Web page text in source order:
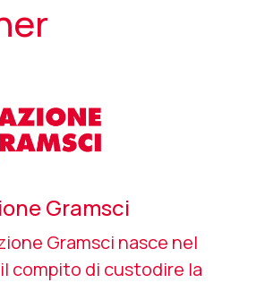
Gramsci
Gramsci nasce nel
compito di custodire la